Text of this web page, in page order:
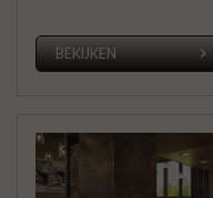
BEKIJKEN